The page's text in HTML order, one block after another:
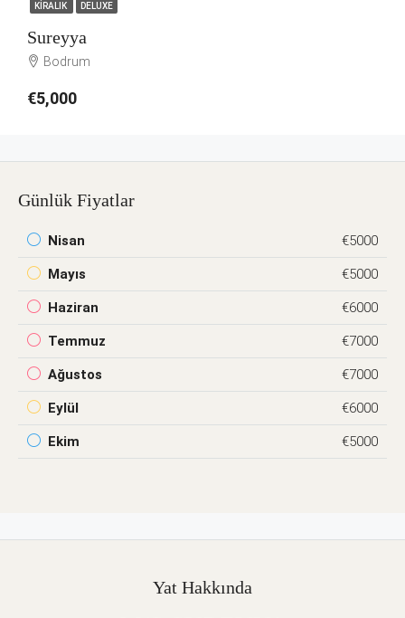
KIRALIK DELUXE
Sureyya
Bodrum
€5,000
Günlük Fiyatlar
Nisan €5000
Mayıs €5000
Haziran €6000
Temmuz €7000
Ağustos €7000
Eylül €6000
Ekim €5000
Yat Hakkında